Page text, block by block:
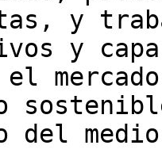
y
y
del